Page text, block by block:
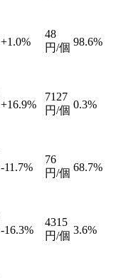
+1.0%
48
円/個 98.6%
+16.9%
7127
円/個 0.3%
-11.7%
76
円/個 68.7%
-16.3%
4315
円/個 3.6%